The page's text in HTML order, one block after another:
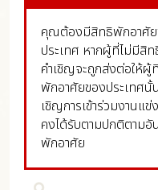
คุณต้องมีสิทธิพักอาศัย
ประเทศ หากผู้ที่ไม่มีสิ
คำเชิญจะถูกส่งต่อให้
พักอาศัยของประเทศ
เชิญการเข้าร่วมงานแ
คงได้รับตามปกติตามอั
พักอาศัย